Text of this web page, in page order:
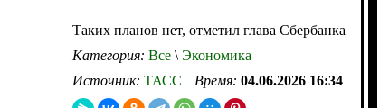
Таких планов нет, отметил глава Сбербанка
Категория: Все \ Экономика
Источник: ТАСС Время: 04.06.2026 16:34